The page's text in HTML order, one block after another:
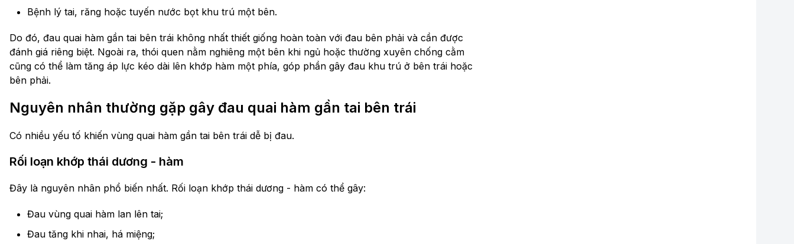
Bệnh lý tai, răng hoặc tuyến nước bọt khu trú một bên.
Do đó, đau quai hàm gần tai bên trái không nhất thiết giống hoàn toàn với đau bên phải và cần được
đánh giá riêng biệt. Ngoài ra, thói quen nằm nghiêng một bên khi ngủ hoặc thường xuyên chống cằm
cũng có thể làm tăng áp lực kéo dài lên khớp hàm một phía, góp phần gây đau khu trú ở bên trái hoặc
bên phải.
Nguyên nhân thường gặp gây đau quai hàm gần tai bên trái
Có nhiều yếu tố khiến vùng quai hàm gần tai bên trái dễ bị đau.
Rối loạn khớp thái dương - hàm
Đây là nguyên nhân phổ biến nhất. Rối loạn khớp thái dương - hàm có thể gây:
Đau vùng quai hàm lan lên tai;
Đau tăng khi nhai, há miệng;